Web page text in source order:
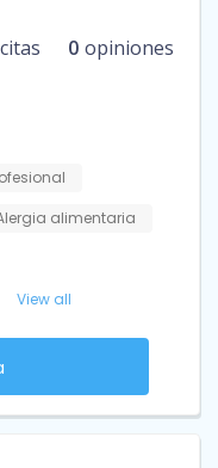
citas 0 opiniones
alimentaria
View all